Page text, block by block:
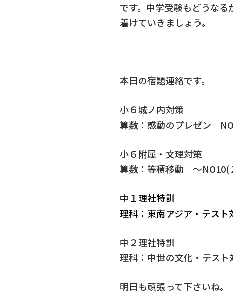
です。中学受験もどうな
着けていきましょう。
本日の宿題連絡です。
小６城ノ内対策
算数：感動のプレゼン
小６附属・文理対策
算数：等積移動 ～NO10(
中１理社特訓
理科：東南アジア・テス
中２理社特訓
理科：中世の文化・テス
明日も頑張って下さいね。